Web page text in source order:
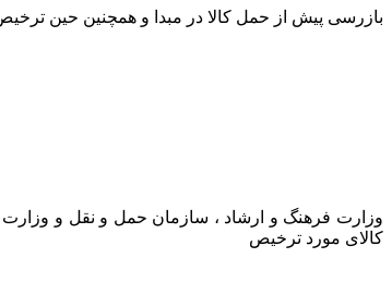
بازرسی پیش از حمل کالا در مبدا و همچنین حین
وزارت فرهنگ و ارشاد ، سازمان حمل و نقل و وزارت
کالای مورد ترخیص